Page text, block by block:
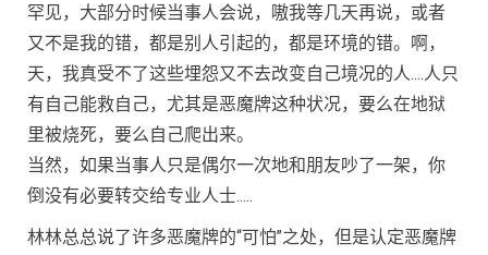
罕见，大部分时候当事人会说，嗷我等几天再说，或者
又不是我的错，都是别人引起的，都是环境的错。啊，
天，我真受不了这些埋怨又不去改变自己境况的人….人只
有自己能救自己，尤其是恶魔牌这种状况，要么在地狱
里被烧死，要么自己爬出来。
当然，如果当事人只是偶尔一次地和朋友吵了一架，你
倒没有必要转交给专业人士…..
林林总总说了许多恶魔牌的“可怕”之处，但是认定恶魔牌